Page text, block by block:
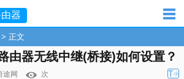
器
> 正文
由器无线中继(桥接)如何设置？
途网 次 T小